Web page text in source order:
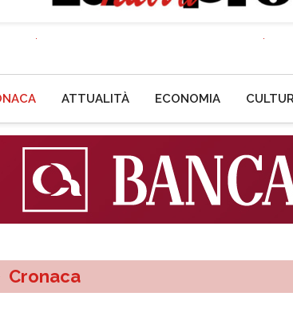
ATTUALITÀ ECONOMIA
Cronaca